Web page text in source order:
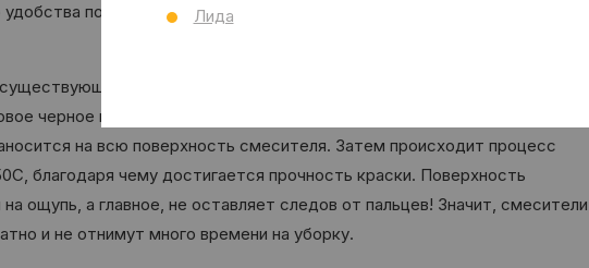
пользователей.
серии – универсальная и элегантная «Time» и стильная и
черное или белое покрытие – это высокоадгезионная, стойкая
на всю поверхность смесителя. Затем происходит процесс
благодаря чему достигается прочность краски. Поверхность
ощупь, а главное, не оставляет следов от пальцев! Значит, смесители
и не отнимут много времени на уборку.
Лида